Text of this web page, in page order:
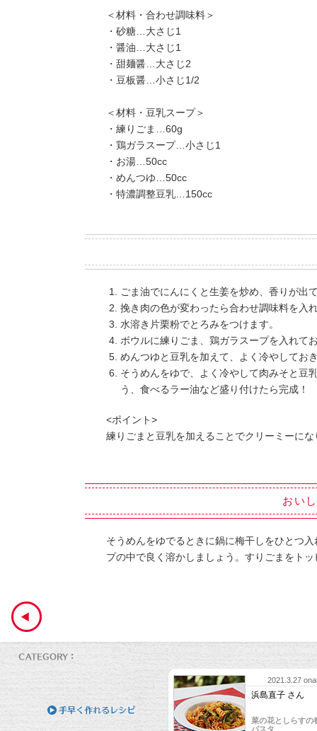
＜材料・合わせ調味料＞
・砂糖…大さじ1
・醤油…大さじ1
・甜麺醤…大さじ2
・豆板醤…小さじ1/2
＜材料・豆乳スープ＞
・練りごま…60g
・鶏ガラスープ…小さじ1
・お湯…50cc
・めんつゆ…50cc
・特濃調整豆乳…150cc
ごま油でにんにくと生姜を炒め、香りが出
挽き肉の色が変わったら合わせ調味料を入
水溶き片栗粉でとろみをつけます。
ボウルに練りごま、鶏ガラスープを入れて
めんつゆと豆乳を加えて、よく冷やしてお
そうめんをゆで、よく冷やして肉みそと豆
う、食べるラー油など盛り付けたら完成！
<ポイント>
練りごまと豆乳を加えることでクリーミーに
おい
そうめんをゆでるときに鍋に梅干しをひとつ
プの中で良く溶かしましょう。すりごまをト
2021.3.27
浜島直子 さん
菜の花としらすの
パスタ